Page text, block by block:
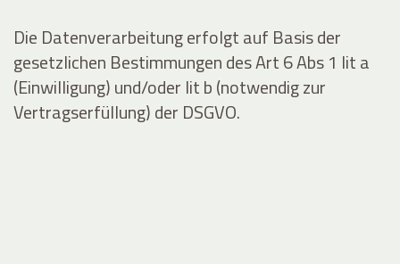
Die Datenverarbeitung erfolgt auf Basis der
gesetzlichen Bestimmungen des Art 6 Abs 1 lit a
(Einwilligung) und/oder lit b (notwendig zur
Vertragserfüllung) der DSGVO.